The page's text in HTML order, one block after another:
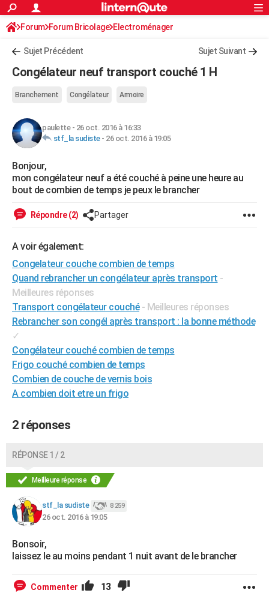
ACTUALITÉS
Politique
Société
Faits Divers
Education
Monde
Villes
+
Essais
Réserver un essai
Citadines
Berlines
SUV
Forum auto
+HIGH-TECH
BRICOLAGE
Forum
Aménagement intérieur
Extérieur
Cuisine
Salle de bains
Jardinage
Rangement
WEEK-END
Guides de France
Escapades
Patrimoine
Expositions
Musées
Week-end nature
LIFESTYLE
VOYAGE
Destinations
City break
Voyage nature
Voyage de noces
Forum
Climat
+PHOTO
GUIDES D'ACHAT
BONS PLANS
CARTE DE VOEUX
Carte de Noël
Carte Bonne année
Carte Saint-Valentin
Carte Pâques
Carte d'anniversaire
DICTIONNAIRE
COPAINS D'AVANT
S'inscrire
Se connecter
Lycées
Collèges
Primaires
Universités
Entreprises
Service militaire
Avis de recherche
AVIS DE DÉCÈS
FORUM
Bricolage
Lifestyle
Culture
Sport
Auto
Television
Voyage
Cinema
S'inscrire
Connexion
Forum Forum Bricolage Electroménager
Sujet Précédent Sujet Suivant
Congélateur neuf transport couché 1 H
Branchement Congélateur Armoire
paulette- 26 oct. 2016 à 16:33
stf_la sudiste- 26 oct. 2016 à 19:05
Bonjour,
mon congélateur neuf a été couché à peine une heure au
bout de combien de temps je peux le brancher
Répondre (2) Partager
A voir également:
Congelateur couche combien de temps
Quand rebrancher un congélateur après transport -
Meilleures réponses
Transport congélateur couché - Meilleures réponses
Rebrancher son congél après transport : la bonne méthode
✓
Congélateur couché combien de temps
Frigo couché combien de temps
Combien de couche de vernis bois
A combien doit etre un frigo
2 réponses
RÉPONSE 1 / 2
Meilleure réponse
stf_la sudiste 8 259
26 oct. 2016 à 19:05
Bonsoir,
laissez le au moins pendant 1 nuit avant de le brancher
Commenter 13